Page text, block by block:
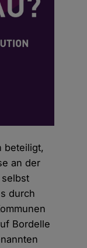
beteiligt,
an der
selbst
durch
Bordelle